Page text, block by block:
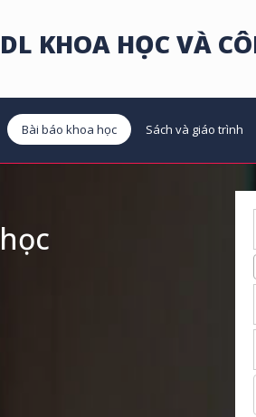
KHOA HỌC VÀ
Bài báo khoa học Sách và giáo trình